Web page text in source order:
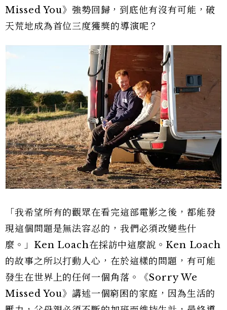
Missed You》強勢回歸，到底他有沒有可能，破
天荒地成為首位三度獲獎的導演呢？
「我希望所有的觀眾在看完這部電影之後，都能發
現這個問題是無法容忍的，我們必須改變些什
麼。」Ken Loach在採訪中這麼說。Ken Loach
的故事之所以打動人心，在於這樣的問題，有可能
發生在世界上的任何一個角落。《Sorry We
Missed You》講述一個窮困的家庭，因為生活的